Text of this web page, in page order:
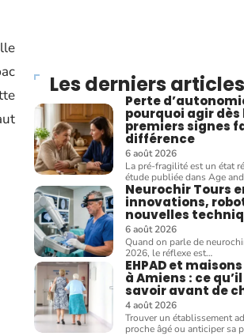
Les derniers articles
Perte
pourquoi agir dès
premiers signes
différence
6 août 2026
La pré-fragilité est un état
étude publiée dans Age and
Neurochir Tours
innovations,
nouvelles
6 août 2026
Quand on parle de
2026, le réflexe est…
EHPAD et
à Amiens : ce
savoir avant de
4 août 2026
Trouver un établissement
proche âgé ou anticiper sa